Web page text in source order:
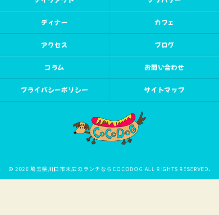
ディナー カフェ
アクセス ブログ
コラム お問い合わせ
プライバシーポリシー サイトマップ
© 2026 埼玉県川口市末広のランチならCOCODOG ALL RIGHTS RESERVED.